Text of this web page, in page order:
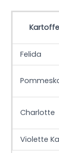
Felida
Charlotte
Violette